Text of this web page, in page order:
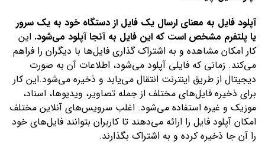
آپلود فایل به معنای ارسال یک فایل از دستگاه خود به یک سرور
یا پلتفرم مشخص است که این فایل به آنجا آپلود می‌شود. این
کار امکان مشاهده و به اشتراک گذاری فایل‌ها با دیگران را فراهم
می‌کند. زمانی که فایلی آپلود می‌شود، اطلاعات آن به صورت
دیجیتال از طریق اینترنت انتقال می‌یابد و ذخیره می‌شود.این کار
برای ذخیره فایل‌های مختلف از جمله تصاویر، ویدیو‌ها، اسناد،
موزیک و غیره استفاده می‌شود. اغلب سرویس‌های آنلاین مختلف
امکان آپلود فایل را ارائه می‌دهند تا کاربران بتوانند فایل‌های خود
را آن جا ذخیره کرده و به اشتراک بگذارند.